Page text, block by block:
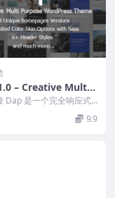
– Creative MultiP
WordPress Theme
Dap 是一个完全响应式
主题，采用创意和
9.9